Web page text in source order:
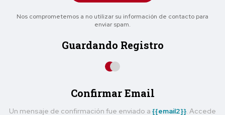
Nos comprometemos a no utilizar su información de contacto para
enviar spam.
Guardando Registro
Confirmar Email
Un mensaje de confirmación fue enviado a {{email2}} . Accede